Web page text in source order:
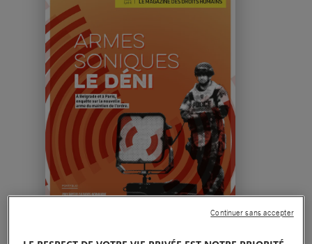
Continuer sans accepter